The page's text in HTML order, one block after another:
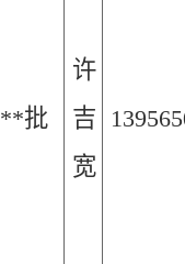
**批
许
吉
宽